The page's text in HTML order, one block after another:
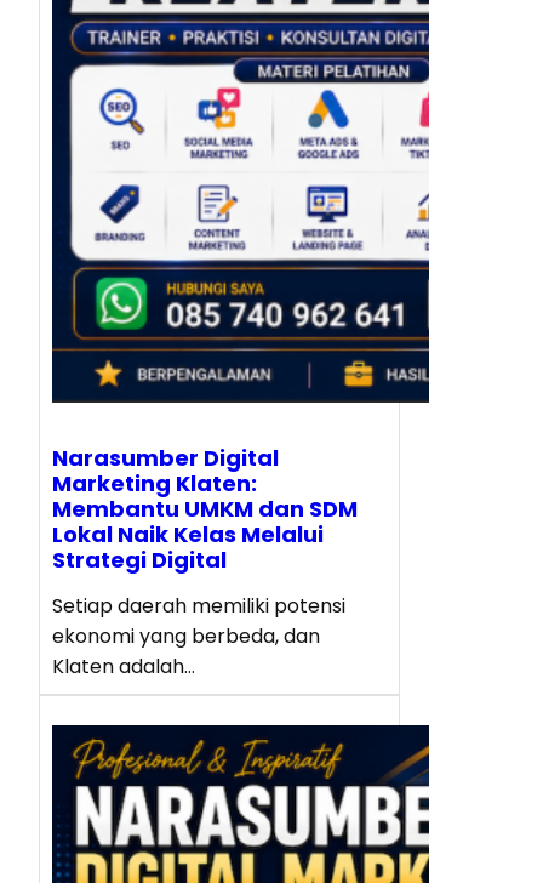
Narasumber Digital
Marketing Klaten:
Membantu UMKM dan SDM
Lokal Naik Kelas Melalui
Strategi Digital
Setiap daerah memiliki potensi
ekonomi yang berbeda, dan
Klaten adalah…